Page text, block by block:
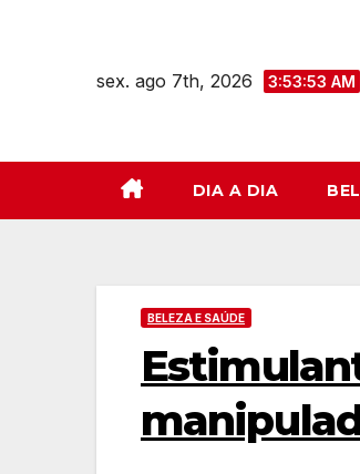
sex. ago 7th, 2026 3:53:54 AM
DIA A DIA
BELEZA E SAÚDE